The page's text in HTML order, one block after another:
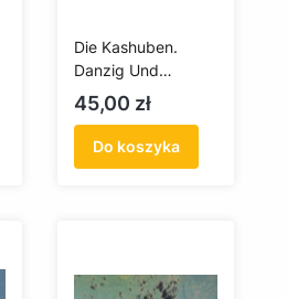
Die Kashuben.
Danzig Und
Pommern
Cena
45,00 zł
Do koszyka